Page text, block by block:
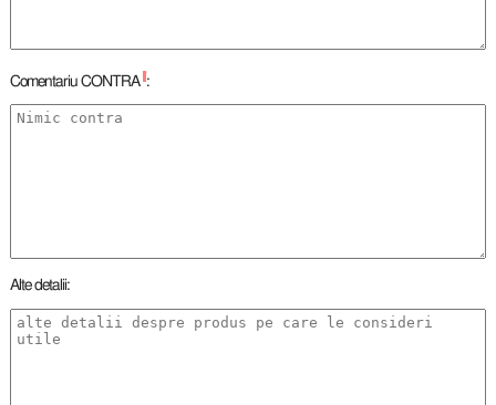
Comentariu CONTRA :
Alte detalii: